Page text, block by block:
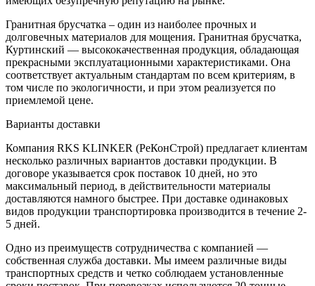
Гранитная брусчатка – один из наиболее прочных и
долговечных материалов для мощения. Гранитная брусчатка,
Куртинский — высококачественная продукция, обладающая
прекрасными эксплуатационными характеристиками. Она
соответствует актуальным стандартам по всем критериям, в
том числе по экологичности, и при этом реализуется по
приемлемой цене.
Варианты доставки
Компания RKS KLINKER (РеКонСтрой) предлагает клиентам
несколько различных вариантов доставки продукции. В
договоре указывается срок поставок 10 дней, но это
максимальный период, в действительности материалы
доставляются намного быстрее. При доставке одинаковых
видов продукции транспортировка производится в течение 2-
5 дней.
Одно из преимуществ сотрудничества с компанией —
собственная служба доставки. Мы имеем различные виды
транспортных средств и четко соблюдаем установленные